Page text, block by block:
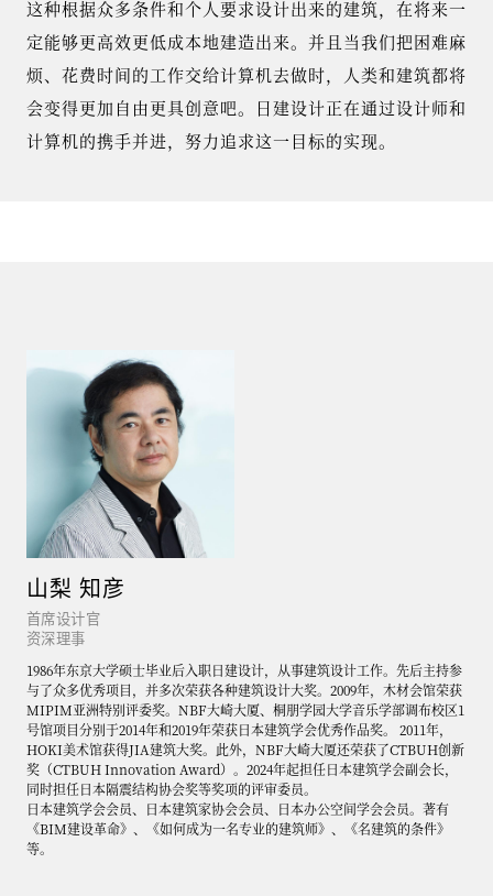
这种根据众多条件和个人要求设计出来的建筑，在将来一
定能够更高效更低成本地建造出来。并且当我们把困难麻
烦、花费时间的工作交给计算机去做时，人类和建筑都将
会变得更加自由更具创意吧。日建设计正在通过设计师和
计算机的携手并进，努力追求这一目标的实现。
山梨 知彦
首席设计官
资深理事
1986年东京大学硕士毕业后入职日建设计，从事建筑设计工作。先后主持参
与了众多优秀项目，并多次荣获各种建筑设计大奖。2009年，木材会馆荣获
MIPIM亚洲特别评委奖。NBF大崎大厦、桐朋学园大学音乐学部调布校区1
号馆项目分别于2014年和2019年荣获日本建筑学会优秀作品奖。 2011年，
HOKI美术馆获得JIA建筑大奖。此外，NBF大崎大厦还荣获了CTBUH创新
奖（CTBUH Innovation Award）。2024年起担任日本建筑学会副会长，
同时担任日本隔震结构协会奖等奖项的评审委员。
日本建筑学会会员、日本建筑家协会会员、日本办公空间学会会员。著有
《BIM建设革命》、《如何成为一名专业的建筑师》、《名建筑的条件》
等。